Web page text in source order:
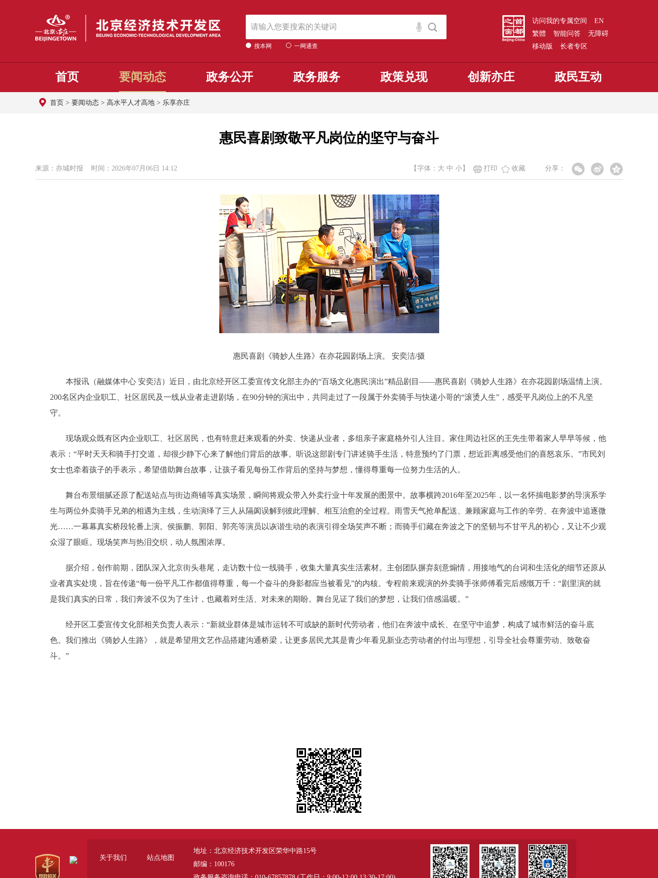
搜本网 一网通查
访问我的专属空间
EN
繁體
智能问答
无障碍
移动版
长者专区
首页 要闻动态 政务公开 政务服务 政策兑现 创新亦庄 政民互动
首页 > 要闻动态 > 高水平人才高地 > 乐享亦庄
惠民喜剧致敬平凡岗位的坚守与奋斗
来源：亦城时报 时间：2026年07月06日 14:12 分享：
【字体： 大 中 小 】 打印 收藏
惠民喜剧《骑妙人生路》在亦花园剧场上演。 安奕洁/摄
本报讯（融媒体中心 安奕洁）近日，由北京经开区工委宣传文化部主办的“百场文化惠民演出”精品剧目——惠民喜剧《骑妙人生路》在亦花园剧场温情上演。
200名区内企业职工、社区居民及一线从业者走进剧场，在90分钟的演出中，共同走过了一段属于外卖骑手与快递小哥的“滚烫人生”，感受平凡岗位上的不凡坚
守。
现场观众既有区内企业职工、社区居民，也有特意赶来观看的外卖、快递从业者，多组亲子家庭格外引人注目。家住周边社区的王先生带着家人早早等候，他
表示：“平时天天和骑手打交道，却很少静下心来了解他们背后的故事。听说这部剧专门讲述骑手生活，特意预约了门票，想近距离感受他们的喜怒哀乐。”市民刘
女士也牵着孩子的手表示，希望借助舞台故事，让孩子看见每份工作背后的坚持与梦想，懂得尊重每一位努力生活的人。
舞台布景细腻还原了配送站点与街边商铺等真实场景，瞬间将观众带入外卖行业十年发展的图景中。故事横跨2016年至2025年，以一名怀揣电影梦的导演系学
生与两位外卖骑手兄弟的相遇为主线，生动演绎了三人从隔阂误解到彼此理解、相互治愈的全过程。雨雪天气抢单配送、兼顾家庭与工作的辛劳、在奔波中追逐微
光……一幕幕真实桥段轮番上演。侯振鹏、郭阳、郭亮等演员以诙谐生动的表演引得全场笑声不断；而骑手们藏在奔波之下的坚韧与不甘平凡的初心，又让不少观
众湿了眼眶。现场笑声与热泪交织，动人氛围浓厚。
据介绍，创作前期，团队深入北京街头巷尾，走访数十位一线骑手，收集大量真实生活素材。主创团队摒弃刻意煽情，用接地气的台词和生活化的细节还原从
业者真实处境，旨在传递“每一份平凡工作都值得尊重，每一个奋斗的身影都应当被看见”的内核。专程前来观演的外卖骑手张师傅看完后感慨万千：“剧里演的就
是我们真实的日常，我们奔波不仅为了生计，也藏着对生活、对未来的期盼。舞台见证了我们的梦想，让我们倍感温暖。”
经开区工委宣传文化部相关负责人表示：“新就业群体是城市运转不可或缺的新时代劳动者，他们在奔波中成长、在坚守中追梦，构成了城市鲜活的奋斗底
色。我们推出《骑妙人生路》，就是希望用文艺作品搭建沟通桥梁，让更多居民尤其是青少年看见新业态劳动者的付出与理想，引导全社会尊重劳动、致敬奋
斗。”
关于我们 站点地图
地址：北京经济技术开发区荣华中路15号
邮编：100176